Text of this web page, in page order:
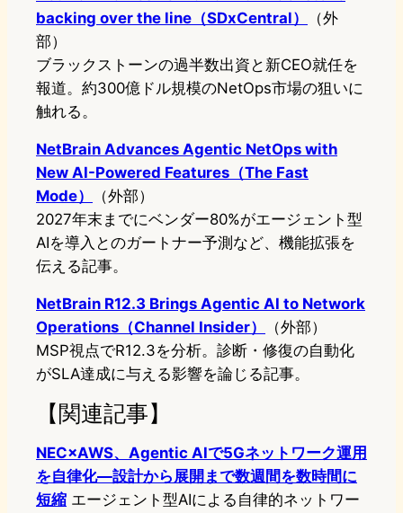
backing over the line（SDxCentral）
（外
部）
ブラックストーンの過半数出資と新CEO就任を
報道。約300億ドル規模のNetOps市場の狙いに
触れる。
NetBrain Advances Agentic NetOps with
New AI-Powered Features（The Fast
Mode）
（外部）
2027年末までにベンダー80%がエージェント型
AIを導入とのガートナー予測など、機能拡張を
伝える記事。
NetBrain R12.3 Brings Agentic AI to Network
Operations（Channel Insider）
（外部）
MSP視点でR12.3を分析。診断・修復の自動化
がSLA達成に与える影響を論じる記事。
【関連記事】
NEC×AWS、Agentic AIで5Gネットワーク運用
を自律化—設計から展開まで数週間を数時間に
短縮 エージェント型AIによる自律的ネットワー